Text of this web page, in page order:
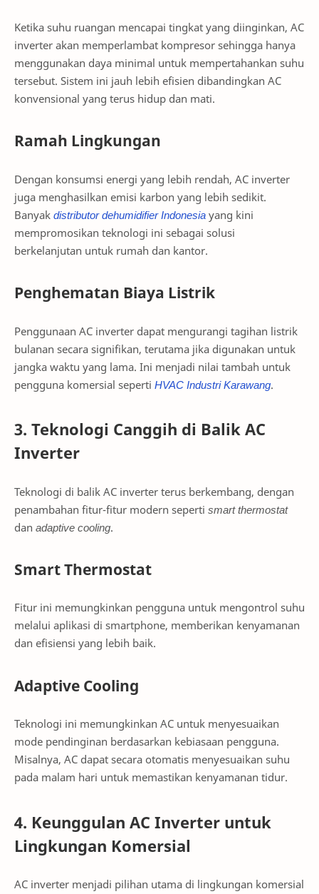
Ketika suhu ruangan mencapai tingkat yang diinginkan, AC
inverter akan memperlambat kompresor sehingga hanya
menggunakan daya minimal untuk mempertahankan suhu
tersebut. Sistem ini jauh lebih efisien dibandingkan AC
konvensional yang terus hidup dan mati.
Ramah Lingkungan
Dengan konsumsi energi yang lebih rendah, AC inverter
juga menghasilkan emisi karbon yang lebih sedikit.
Banyak distributordehumidifierIndonesia yang kini
mempromosikan teknologi ini sebagai solusi
berkelanjutan untuk rumah dan kantor.
Penghematan Biaya Listrik
Penggunaan AC inverter dapat mengurangi tagihan listrik
bulanan secara signifikan, terutama jika digunakan untuk
jangka waktu yang lama. Ini menjadi nilai tambah untuk
pengguna komersial seperti HVAC IndustriKarawang.
3. Teknologi Canggih di Balik AC
Inverter
Teknologi di balik AC inverter terus berkembang, dengan
penambahan fitur-fitur modern seperti smart thermostat
dan adaptive cooling.
Smart Thermostat
Fitur ini memungkinkan pengguna untuk mengontrol suhu
melalui aplikasi di smartphone, memberikan kenyamanan
dan efisiensi yang lebih baik.
Adaptive Cooling
Teknologi ini memungkinkan AC untuk menyesuaikan
mode pendinginan berdasarkan kebiasaan pengguna.
Misalnya, AC dapat secara otomatis menyesuaikan suhu
pada malam hari untuk memastikan kenyamanan tidur.
4. Keunggulan AC Inverter untuk
Lingkungan Komersial
AC inverter menjadi pilihan utama di lingkungan komersial